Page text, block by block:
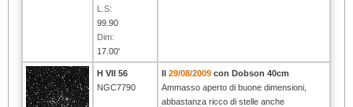
L.S:
99.90
Dim:
17.00'
H VII 56
NGC7790
Il29/08/2009 con Dobson 40cm
Ammasso aperto di buone dimensioni,
abbastanza ricco di stelle anche